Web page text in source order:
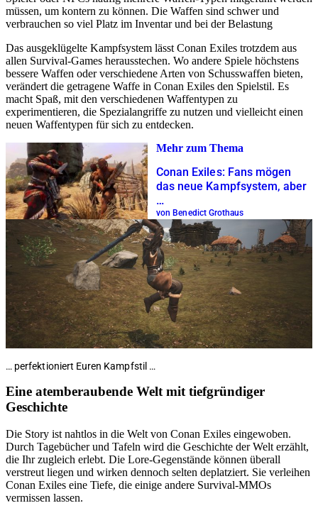
müssen, um kontern zu können. Die Waffen sind schwer und
verbrauchen so viel Platz im Inventar und bei der Belastung
Das ausgeklügelte Kampfsystem lässt Conan Exiles trotzdem aus
allen Survival-Games herausstechen. Wo andere Spiele höchstens
bessere Waffen oder verschiedene Arten von Schusswaffen bieten,
verändert die getragene Waffe in Conan Exiles den Spielstil. Es
macht Spaß, mit den verschiedenen Waffentypen zu
experimentieren, die Spezialangriffe zu nutzen und vielleicht einen
neuen Waffentypen für sich zu entdecken.
Mehr zum Thema
Conan Exiles: Fans mögen
das neue Kampfsystem, aber
…
von Benedict Grothaus
… perfektioniert Euren Kampfstil …
Eine atemberaubende Welt mit tiefgründiger
Geschichte
Die Story ist nahtlos in die Welt von Conan Exiles eingewoben.
Durch Tagebücher und Tafeln wird die Geschichte der Welt erzählt,
die Ihr zugleich erlebt. Die Lore-Gegenstände können überall
verstreut liegen und wirken dennoch selten deplatziert. Sie verleihen
Conan Exiles eine Tiefe, die einige andere Survival-MMOs
vermissen lassen.